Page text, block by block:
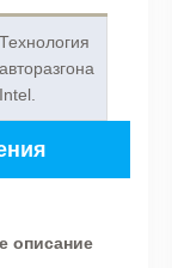
Технология
авторазгона
Intel.
описание